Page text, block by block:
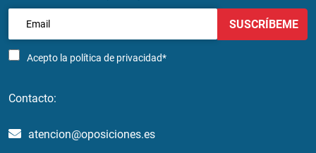
Acepto la política de privacidad*
SUSCRÍBEME
Contacto:
atencion@oposiciones.es